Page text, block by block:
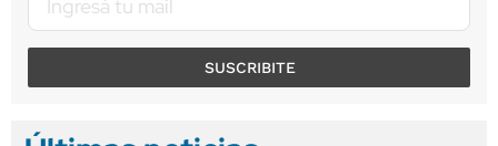
SUSCRIBITE